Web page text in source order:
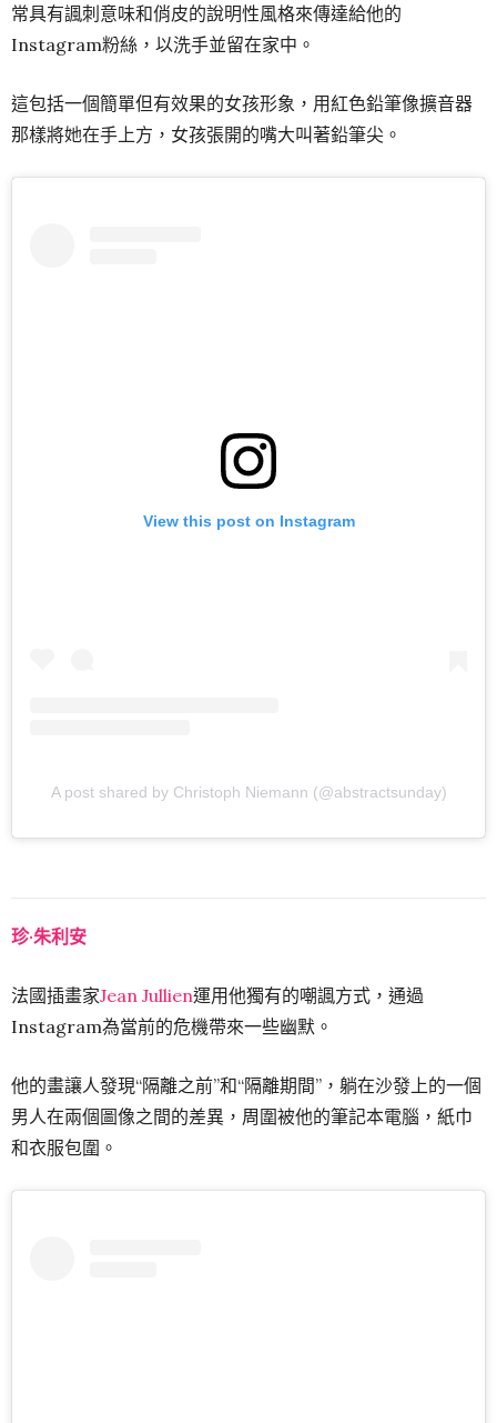
常具有諷刺意味和俏皮的說明性風格來傳達給他的
Instagram粉絲，以洗手並留在家中。
這包括一個簡單但有效果的女孩形象，用紅色鉛筆像擴音器
那樣將她在手上方，女孩張開的嘴大叫著鉛筆尖。
View this post on Instagram
A post shared by Christoph Niemann (@abstractsunday)
珍·朱利安
法國插畫家Jean Jullien運用他獨有的嘲諷方式，通過
Instagram為當前的危機帶來一些幽默。
他的畫讓人發現“隔離之前”和“隔離期間”，躺在沙發上的一個
男人在兩個圖像之間的差異，周圍被他的筆記本電腦，紙巾
和衣服包圍。